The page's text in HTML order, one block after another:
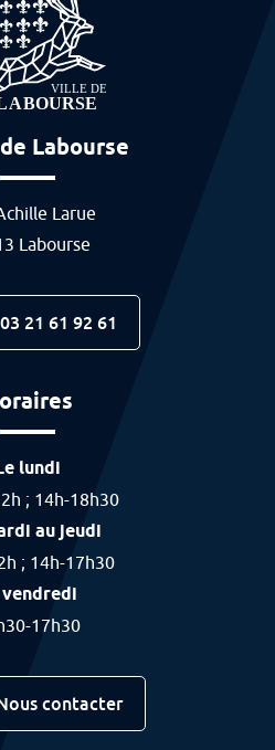
Labourse
Larue
Labourse
03 21 61 92 61
lundi
; 14h-18h30
au jeudi
; 14h-17h30
vendredi
17h30
contacter